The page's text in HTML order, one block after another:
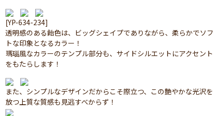
[YP-634-234]
透明感のある飴色は、ビッグシェイプでありながら、柔らかでソフ
トな印象となるカラー！
瑪瑙風なカラーのテンプル部分も、サイドシルエットにアクセント
をもたらします！
また、シンプルなデザインだからこそ際立つ、この艶やかな光沢を
放つ上質な質感も見逃すべからず！